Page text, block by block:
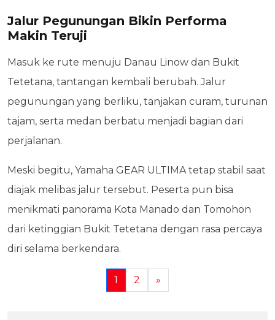
Jalur Pegunungan Bikin Performa
Makin Teruji
Masuk ke rute menuju Danau Linow dan Bukit
Tetetana, tantangan kembali berubah. Jalur
pegunungan yang berliku, tanjakan curam, turunan
tajam, serta medan berbatu menjadi bagian dari
perjalanan.
Meski begitu, Yamaha GEAR ULTIMA tetap stabil saat
diajak melibas jalur tersebut. Peserta pun bisa
menikmati panorama Kota Manado dan Tomohon
dari ketinggian Bukit Tetetana dengan rasa percaya
diri selama berkendara.
1 2 »